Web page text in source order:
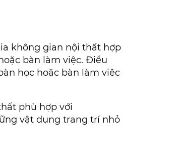
không gian nội thất hợp
bàn làm việc. Điều
học hoặc bàn làm việc
phù hợp với
vật dụng trang trí nhỏ